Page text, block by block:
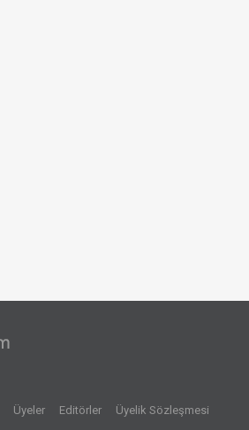
Üyeler Editörler Üyelik Sözleşmesi